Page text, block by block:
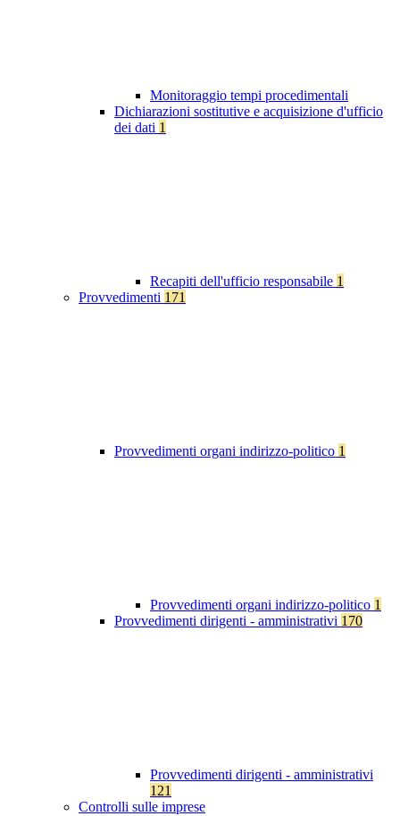
Monitoraggio tempi procedimentali
Dichiarazioni sostitutive e acquisizione d'ufficio
dei dati 1
Recapiti dell'ufficio responsabile 1
Provvedimenti 171
Provvedimenti organi indirizzo-politico 1
Provvedimenti organi indirizzo-politico 1
Provvedimenti dirigenti - amministrativi 170
Provvedimenti dirigenti - amministrativi
121
Controlli sulle imprese